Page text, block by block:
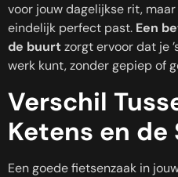
voor jouw dagelijkse rit,
eindelijk perfect past. Een
de buurtzorgt ervoor dat je
werk kunt, zonder gepiep of
Verschil
Ketens en de
Een goede fietsenzaak in